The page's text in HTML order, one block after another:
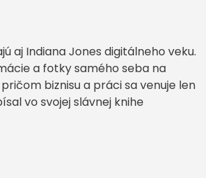
aj Indiana Jones digitálneho veku.
a fotky samého seba na
biznisu a práci sa venuje len
vo svojej slávnej knihe